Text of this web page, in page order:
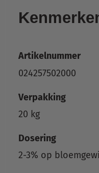
Artikelnummer
024257502000
Verpakking
20 kg
Dosering
2-3% op